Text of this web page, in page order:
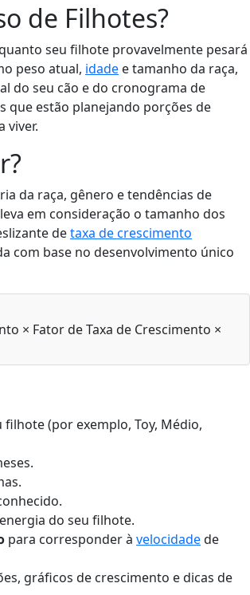
de Filhotes?
seu filhote provavelmente pesará
peso atual, idade e tamanho da raça,
do seu cão e do cronograma de
que estão planejando porções de
viver.
da raça, gênero e tendências de
em consideração o tamanho dos
detaxa de crescimento
com base no desenvolvimento único
× Fator de Taxa de Crescimento ×
filhote (por exemplo, Toy, Médio,
do seu filhote.
para corresponder à velocidadede
gráficos de crescimento e dicas de